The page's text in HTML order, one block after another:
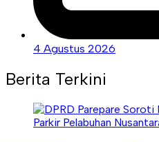
4 Agustus 2026
Berita Terkini